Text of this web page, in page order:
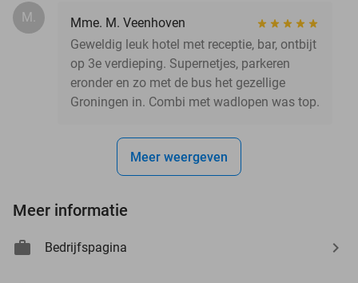
M.
Mme. M. Veenhoven
Geweldig leuk hotel met receptie, bar, ontbijt
op 3e verdieping. Supernetjes, parkeren
eronder en zo met de bus het gezellige
Groningen in. Combi met wadlopen was top.
Meer weergeven
Meer informatie
Bedrijfspagina